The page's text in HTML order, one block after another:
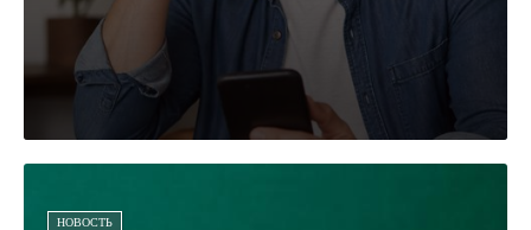
НОВОСТЬ